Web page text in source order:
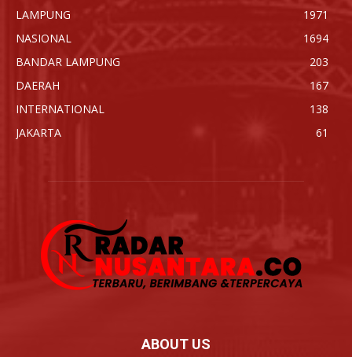
LAMPUNG
1971
NASIONAL
1694
BANDAR LAMPUNG
203
DAERAH
167
INTERNATIONAL
138
JAKARTA
61
ABOUT US